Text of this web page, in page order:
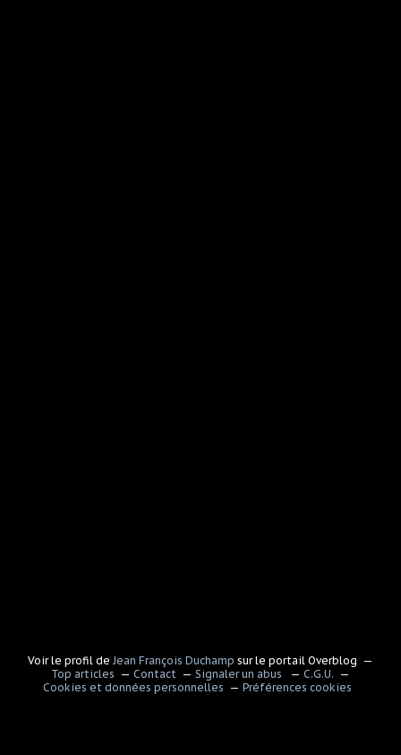
Voir le profil de Jean François Duchamp sur le portail Overblog
Top articles
Contact Signaler un abus
C.G.U.
Cookies et données personnelles
Préférences cookies